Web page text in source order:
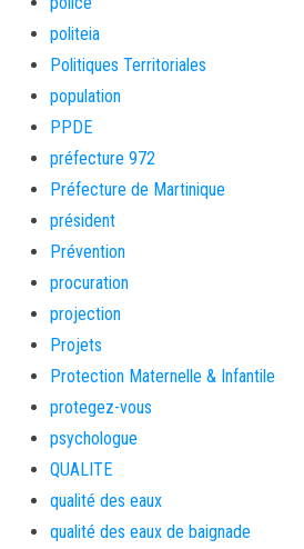
politeia
Politiques Territoriales
population
PPDE
préfecture 972
Préfecture de Martinique
président
Prévention
procuration
projection
Projets
Protection Maternelle & Infantile
protegez-vous
psychologue
QUALITE
qualité des eaux
qualité des eaux de baignade